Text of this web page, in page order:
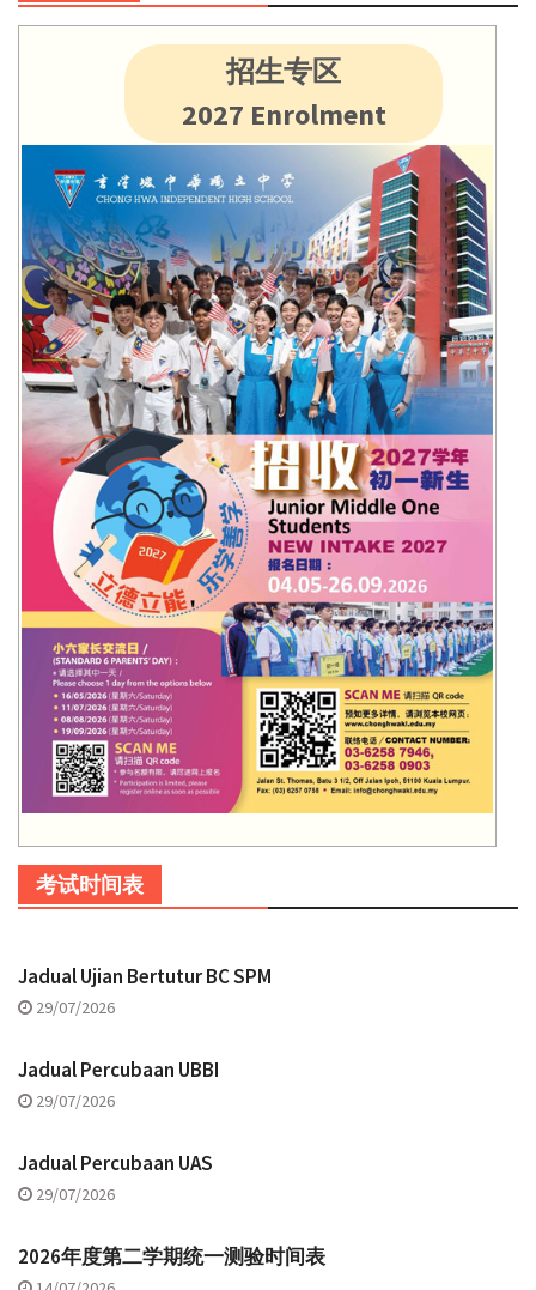
招生专区
2027 Enrolment
考试时间表
Jadual Ujian Bertutur BC SPM
29/07/2026
Jadual Percubaan UBBI
29/07/2026
Jadual Percubaan UAS
29/07/2026
2026年度第二学期统一测验时间表